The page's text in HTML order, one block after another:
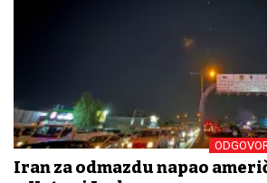
Iran za odmazdu napao